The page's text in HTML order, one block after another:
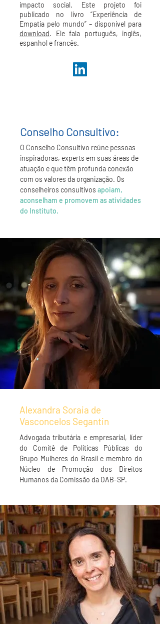
impacto social. Este projeto foi
publicado no livro “Experiência de
Empatia pelo mundo” – disponível para
download. Ele fala português, inglês,
espanhol e francês.
Conselho Consultivo:
O Conselho Consultivo reúne pessoas
inspiradoras, experts em suas áreas de
atuação e que têm profunda conexão
com os valores da organização. Os
conselheiros consultivos apoiam,
aconselham e promovem as atividades
do Instituto.
Alexandra Soraia de
Vasconcelos Segantin
Advogada tributária e empresarial, líder
do Comitê de Politicas Públicas do
Grupo Mulheres do Brasil e membro do
Núcleo de Promoção dos Direitos
Humanos da Comissão da OAB-SP.